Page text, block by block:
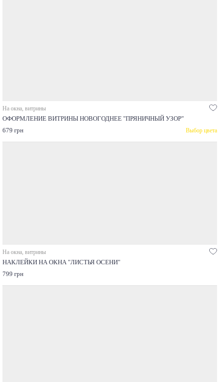
На окна, витрины
ОФОРМЛЕНИЕ ВИТРИНЫ НОВОГОДНЕЕ "ПРЯНИЧНЫЙ УЗОР"
679 грн
Выбор цвета
На окна, витрины
НАКЛЕЙКИ НА ОКНА "ЛИСТЬЯ ОСЕНИ"
799 грн